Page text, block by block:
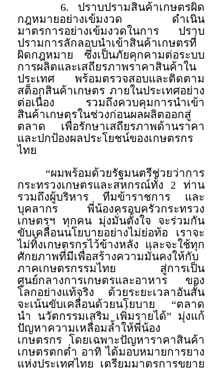
6. ปราบปรามสินค้าเกษตรผิด
กฎหมายอย่างเข้มงวด ดำเนิน
มาตรการอย่างเข้มงวดในการ ปราบ
ปรามการลักลอบนำเข้าสินค้าเกษตรที่
ผิดกฎหมาย ซึ่งเป็นภัยคุกคามต่อระบบ
การผลิตและเสถียรภาพราคาสินค้าใน
ประเทศ พร้อมตรวจสอบและติดตาม
สต็อกสินค้าเกษตร ภายในประเทศอย่าง
ต่อเนื่อง รวมถึงควบคุมการนำเข้า
สินค้าเกษตรในช่วงก่อนผลผลิตออกสู่
ตลาด เพื่อรักษาเสถียรภาพด้านราคา
และปกป้องผลประโยชน์ของเกษตรกร
ไทย
“ผมพร้อมด้วยรัฐมนตรีช่วยว่าการ
กระทรวงเกษตรและสหกรณ์ทั้ง 2 ท่าน
รวมถึงผู้บริหาร ทีมข้าราชการ และ
บุคลากร พี่น้องครอบครัวกระทรวง
เกษตรฯ ทุกคน มุ่งมั่นตั้งใจ จะร่วมกัน
ขับเคลื่อนนโยบายอย่างไม่ย่อท้อ เราจะ
ไม่ทิ้งเกษตรกรไว้ข้างหลัง และจะใช้ทุก
ศักยภาพที่มีเพื่อสร้างความมั่นคงให้กับ
ภาคเกษตรกรรมไทย สู่การเป็น
ศูนย์กลางการเกษตรและอาหาร ของ
โลกอย่างแท้จริง ด้วยระยะเวลาอันสั้น
จะเน้นขับเคลื่อนด้วยนโยบาย “ตลาด
นำ นวัตกรรมเสริม เพิ่มรายได้” มุ่งแก้
ปัญหาความเหลื่อมล้ำให้พี่น้อง
เกษตรกร โดยเฉพาะปัญหาราคาสินค้า
เกษตรตกต่ำ อาทิ ได้มอบหมายการยาง
แห่งประเทศไทย เตรียมมาตรการขยาย